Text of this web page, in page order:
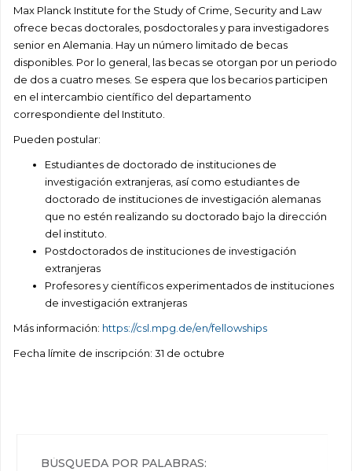
Max Planck Institute for the Study of Crime, Security and Law
ofrece becas doctorales, posdoctorales y para investigadores
senior en Alemania. Hay un número limitado de becas
disponibles. Por lo general, las becas se otorgan por un periodo
de dos a cuatro meses. Se espera que los becarios participen
en el intercambio científico del departamento
correspondiente del Instituto.
Pueden postular:
Estudiantes de doctorado de instituciones de
investigación extranjeras, así como estudiantes de
doctorado de instituciones de investigación alemanas
que no estén realizando su doctorado bajo la dirección
del instituto.
Postdoctorados de instituciones de investigación
extranjeras
Profesores y científicos experimentados de instituciones
de investigación extranjeras
Más información: https://csl.mpg.de/en/fellowships
Fecha límite de inscripción: 31 de octubre
BÚSQUEDA POR PALABRAS: